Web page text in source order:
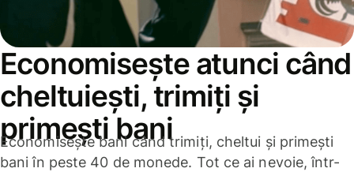
Economisește atunci când
cheltuiești, trimiți și
primești bani
Economisește bani când trimiți, cheltui și primești
bani în peste 40 de monede. Tot ce ai nevoie, într-